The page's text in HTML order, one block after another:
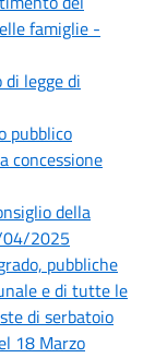
famiglie -
legge di
pubblico
concessione
della
04/2025
pubbliche
e di tutte le
di serbatoio
18 Marzo